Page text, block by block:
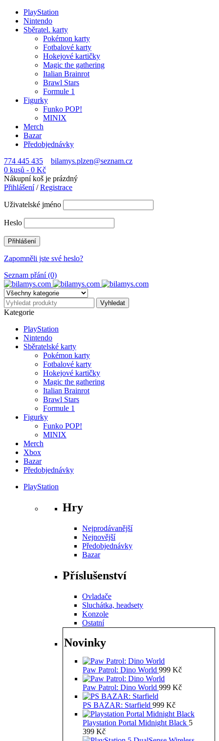
PlayStation
Nintendo
Sběratel. karty
Pokémon karty
Fotbalové karty
Hokejové kartičky
Magic the gathering
Italian Brainrot
Brawl Stars
Formule 1
Figurky
Funko POP!
MINIX
Merch
Bazar
Předobjednávky
774 445 435
bilamys.plzen@seznam.cz
0 kusů - 0 Kč
Nákupní koš je prázdný
Přihlášení/Registrace
Uživatelské jméno
Heslo
Zapomněli jste své heslo?
Seznam přání (0)
Kategorie
PlayStation
Nintendo
Sběratelské karty
Pokémon karty
Fotbalové karty
Hokejové kartičky
Magic the gathering
Italian Brainrot
Brawl Stars
Formule 1
Figurky
Funko POP!
MINIX
Merch
Xbox
Bazar
Předobjednávky
PlayStation
Hry
Nejprodávanější
Nejnovější
Předobjednávky
Bazar
Příslušenství
Ovladače
Sluchátka, headsety
Konzole
Ostatní
Novinky
Paw Patrol: Dino World 999 Kč
Paw Patrol: Dino World 999 Kč
PS BAZAR: Starfield 999 Kč
Playstation Portal Midnight Black 5
399 Kč